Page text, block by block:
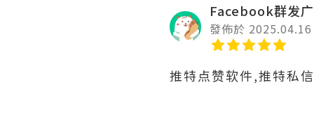
Facebook群发
發佈於 2025.04.16
推特点赞软件,推特私